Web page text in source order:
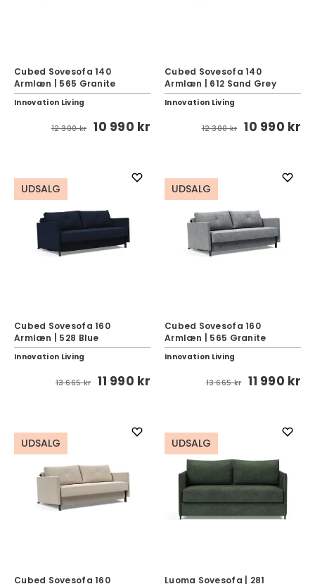
Cubed Sovesofa 140
Armlæn | 565 Granite
Innovation Living
12 300 kr 10 990 kr
Cubed Sovesofa 140
Armlæn | 612 Sand Grey
Innovation Living
12 300 kr 10 990 kr
UDSALG
Cubed Sovesofa 160
Armlæn | 528 Blue
Innovation Living
13 665 kr 11 990 kr
UDSALG
Cubed Sovesofa 160
Armlæn | 565 Granite
Innovation Living
13 665 kr 11 990 kr
UDSALG
Cubed Sovesofa 160
UDSALG
Luoma Sovesofa | 281